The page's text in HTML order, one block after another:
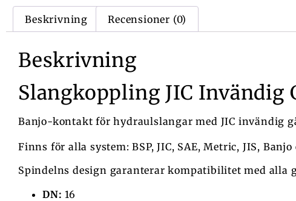
Beskrivning Recensioner (0)
Beskrivning
Slangkoppling JIC Invändig
Banjo-kontakt för hydraulslangar med JIC invändig
Finns för alla system: BSP, JIC, SAE, Metric, JIS, Banjo
Spindelns design garanterar kompatibilitet med alla
DN: 16